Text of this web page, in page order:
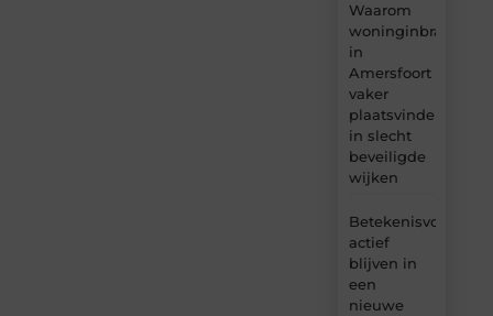
Waarom
woninginbraken
in
Amersfoort
vaker
plaatsvinden
in slecht
beveiligde
wijken
Betekenisvol
actief
blijven in
een
nieuwe